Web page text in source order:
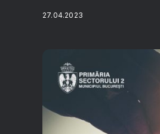
27.04.2023